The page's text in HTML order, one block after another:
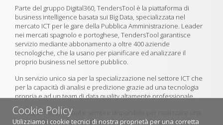
Cookie Policy
Utilizziamo i cookie tecnici di nostra proprietà per una corretta
Parte del gruppo Digital360, TendersTool è la piattaforma di
business intelligence basata sui Big Data, specializzata nel
mercato ICT per le gare della Pubblica Amministrazione. Leader
nei mercati spagnolo e portoghese, TendersTool garantisce
servizio mediante abbonamento a oltre 400 aziende
tecnologiche, che la usano per pianificare ed analizzare il
proprio business nel settore pubblico.
Un servizio unico sia per la specializzazione nel settore ICT che
per la capacità di analisi e predizione grazie ad una tecnologia
propria e ad un team di data quality altamente professionale.
Il team di TendersTool è sempre disponibile per realizzare una
demo della piattaforma utilizzando il formulario di contatto.